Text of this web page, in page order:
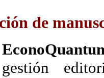
de
gestión